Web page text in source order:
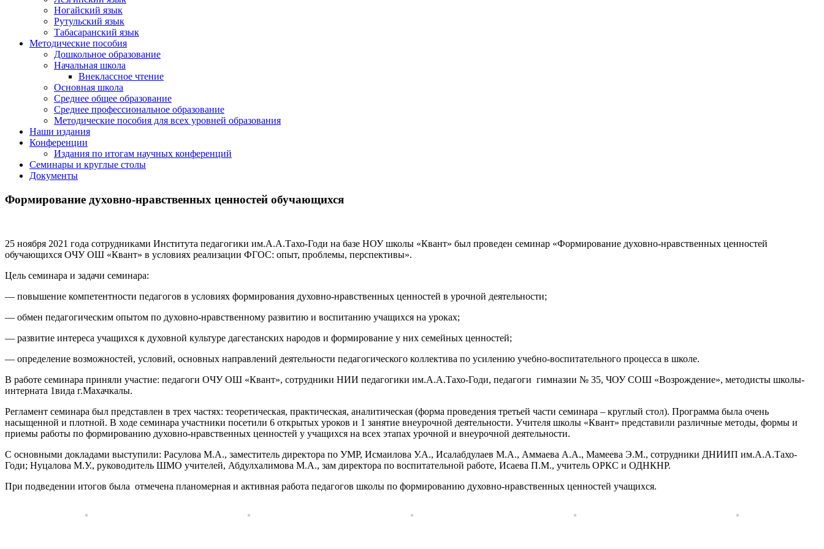
Ногайский язык
Рутульский язык
Табасаранский язык
Методические пособия
Дошкольное образование
Начальная школа
Внеклассное чтение
Основная школа
Среднее общее образование
Среднее профессиональное образование
Методические пособия для всех уровней образования
Наши издания
Конференции
Издания по итогам научных конференций
Семинары и круглые столы
Документы
Формирование духовно-нравственных ценностей обучающихся
25 ноября 2021 года сотрудниками Института педагогики им.А.А.Тахо-Годи на базе НОУ школы «Квант» был проведен семинар «Формирование духовно-нравственных ценностей
обучающихся ОЧУ ОШ «Квант» в условиях реализации ФГОС: опыт, проблемы, перспективы».
Цель семинара и задачи семинара:
— повышение компетентности педагогов в условиях формирования духовно-нравственных ценностей в урочной деятельности;
— обмен педагогическим опытом по духовно-нравственному развитию и воспитанию учащихся на уроках;
— развитие интереса учащихся к духовной культуре дагестанских народов и формирование у них семейных ценностей;
— определение возможностей, условий, основных направлений деятельности педагогического коллектива по усилению учебно-воспитательного процесса в школе.
В работе семинара приняли участие: педагоги ОЧУ ОШ «Квант», сотрудники НИИ педагогики им.А.А.Тахо-Годи, педагоги гимназии № 35, ЧОУ СОШ «Возрождение», методисты школы-
интерната 1вида г.Махачкалы.
Регламент семинара был представлен в трех частях: теоретическая, практическая, аналитическая (форма проведения третьей части семинара – круглый стол). Программа была очень
насыщенной и плотной. В ходе семинара участники посетили 6 открытых уроков и 1 занятие внеурочной деятельности. Учителя школы «Квант» представили различные методы, формы и
приемы работы по формированию духовно-нравственных ценностей у учащихся на всех этапах урочной и внеурочной деятельности.
С основными докладами выступили: Расулова М.А., заместитель директора по УМР, Исмаилова У.А., Исалабдулаев М.А., Аммаева А.А., Мамеева Э.М., сотрудники ДНИИП им.А.А.Тахо-
Годи; Нуцалова М.У., руководитель ШМО учителей, Абдулхалимова М.А., зам директора по воспитательной работе, Исаева П.М., учитель ОРКС и ОДНКНР.
При подведении итогов была отмечена планомерная и активная работа педагогов школы по формированию духовно-нравственных ценностей учащихся.